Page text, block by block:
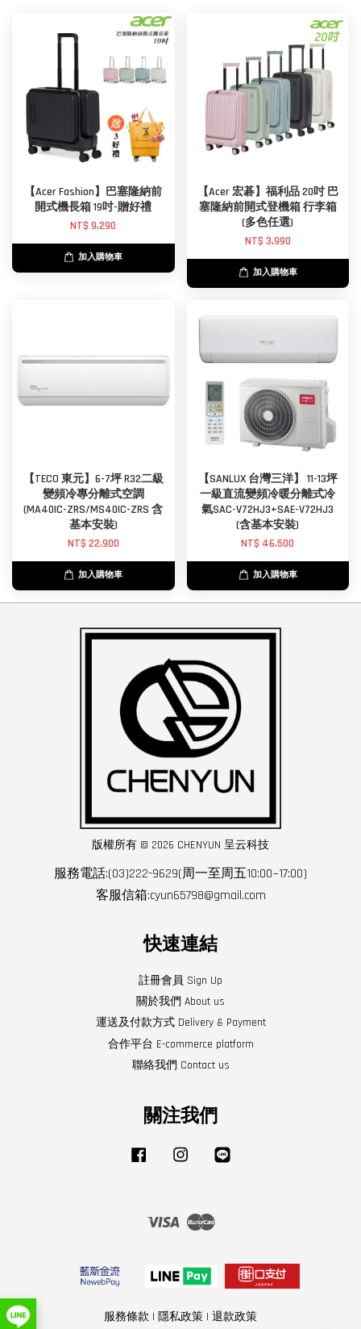
【Acer Fashion】巴塞隆納前
開式機長箱 19吋-贈好禮
NT$ 9,290
加入購物車
【Acer 宏碁】福利品 20吋 巴
塞隆納前開式登機箱 行李箱
(多色任選)
NT$ 3,990
加入購物車
【TECO 東元】6-7坪 R32二級
變頻冷專分離式空調
(MA40IC-ZRS/MS40IC-ZRS 含
基本安裝)
NT$ 22,900
加入購物車
【SANLUX 台灣三洋】 11-13坪
一級直流變頻冷暖分離式冷
氣SAC-V72HJ3+SAE-V72HJ3
(含基本安裝)
NT$ 46,500
加入購物車
版權所有 © 2026 CHENYUN 呈云科技
服務電話:(03)222-9629(周一至周五10:00~17:00)
客服信箱:cyun65798@gmail.com
快速連結
註冊會員 Sign Up
關於我們 About us
運送及付款方式 Delivery & Payment
合作平台 E-commerce platform
聯絡我們 Contact us
關注我們
Facebook Instagram
Visa Master
服務條款 | 隱私政策 | 退款政策